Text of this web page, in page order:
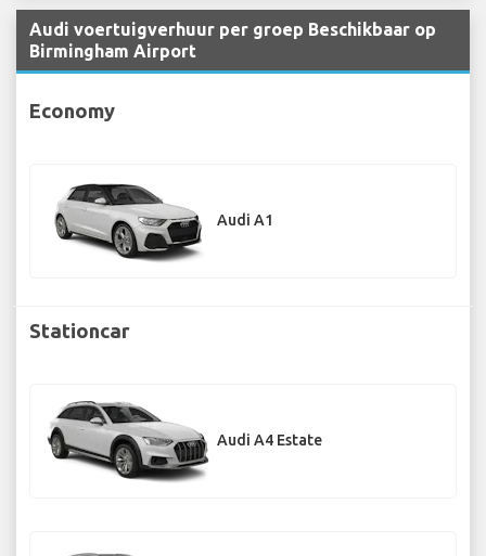
Audi voertuigverhuur per groep Beschikbaar op
Birmingham Airport
Economy
Audi A1
Stationcar
Audi A4 Estate